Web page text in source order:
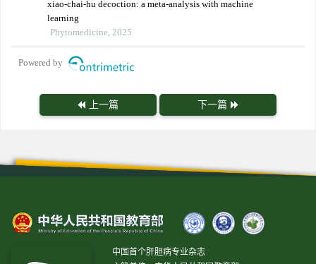
xiao-chai-hu decoction: a meta-analysis with machine
learning
Phytomedicine, 2025
Powered by
上一篇 下一篇
中国首个肝胆病专业杂志